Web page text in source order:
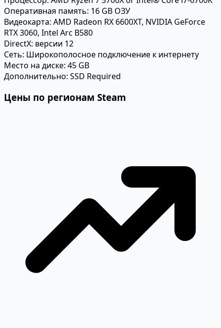
Оперативная память: 16 GB ОЗУ
Видеокарта: AMD Radeon RX 6600XT, NVIDIA GeForce
RTX 3060, Intel Arc B580
DirectX: версии 12
Сеть: Широкополосное подключение к интернету
Место на диске: 45 GB
Дополнительно: SSD Required
Цены по регионам Steam